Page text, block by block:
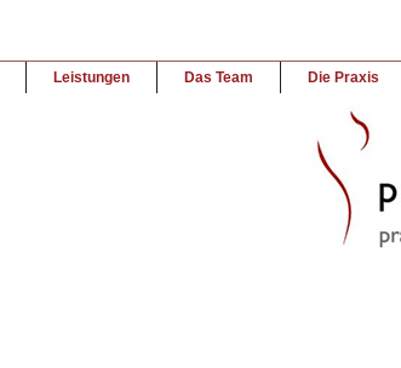
Leistungen Das Team Die Praxis